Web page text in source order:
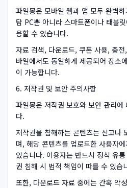
파일몽은 모바일 웹과 앱 모두 완벽
탑 PC뿐 아니라 스마트폰이나 태블
용할 수 있습니다.
자료 검색, 다운로드, 쿠폰 사용, 충
바일에서도 동일하게 제공되어 장소
이 가능합니다.
6. 저작권 및 보안 주의사항
파일몽은 저작권 보호와 보안 관리에
다.
저작권을 침해하는 콘텐츠는 신고나
며, 해당 콘텐츠를 업로드한 사용자
있습니다. 이용자는 반드시 정식 유
권 침해 시 법적 책임이 따를 수 있습
또한, 다운로드 자료 중에는 간혹 악